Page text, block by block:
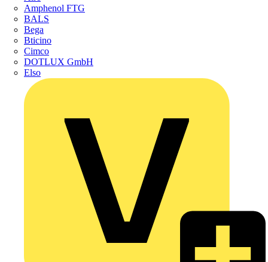
Amphenol FTG
BALS
Bega
Bticino
Cimco
DOTLUX GmbH
Elso